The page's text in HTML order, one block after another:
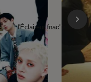
l'Éclaireur fnac">